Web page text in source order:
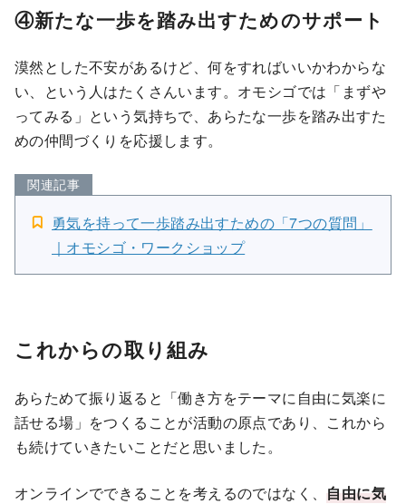
④新たな一歩を踏み出すためのサポート
漠然とした不安があるけど、何をすればいいかわからな
い、という人はたくさんいます。オモシゴでは「まずや
ってみる」という気持ちで、あらたな一歩を踏み出すた
めの仲間づくりを応援します。
関連記事
勇気を持って一歩踏み出すための「7つの質問」
｜オモシゴ・ワークショップ
これからの取り組み
あらためて振り返ると「働き方をテーマに自由に気楽に
話せる場」をつくることが活動の原点であり、これから
も続けていきたいことだと思いました。
オンラインでできることを考えるのではなく、 自由に気